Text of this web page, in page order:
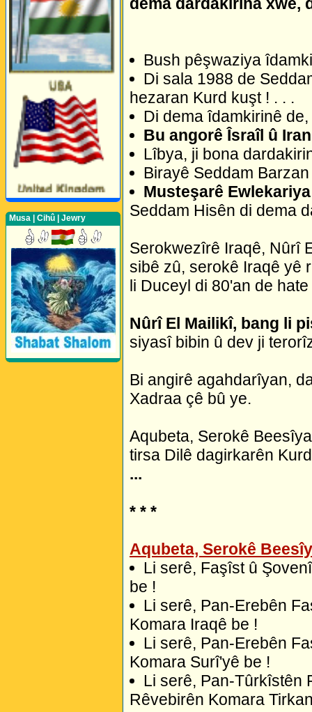
Perwerde ya Zimanê
Kurdî û Îngîlîzî
Musa | Cihû | Jewry
dema dardakirina xwe,
Bush pêşwaziya
Di sala 1988 de
hezaran Kurd kuşt ! . . .
Di dema îdamkirinê
Bu angorê Îsraîl û
Lîbya, ji bona
Birayê Seddam
Musteşarê
Seddam Hisên di dema
Serokwezîrê Iraqê, Nûrî
sibê zû, serokê Iraqê yê
li Duceyl di 80'an de
Nûrî El Mailikî, bang li
siyasî bibin û dev ji
Bi angirê agahdarîyan,
Xadraa çê bû ye.
Aqubeta, Serokê
tirsa Dilê dagirkarên
...
* * *
Aqubeta, Serokê
Li serê, Faşîst û
be !
Li serê, Pan-Erebên
Komara Iraqê be !
Li serê, Pan-Erebên
Komara Surî'yê be !
Li serê, Pan-Tûrkîstên
Rêvebirên Komara